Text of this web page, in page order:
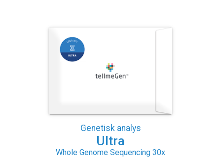
Genetisk analys
Ultra
Whole Genome Sequencing 30x